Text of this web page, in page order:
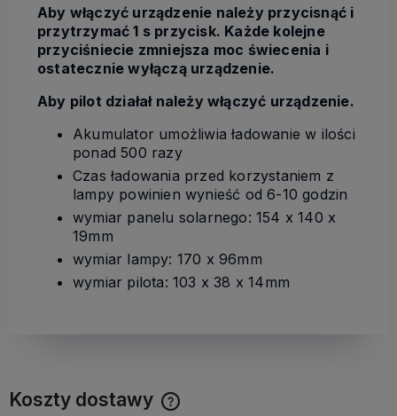
Aby włączyć urządzenie należy przycisnąć i
przytrzymać 1 s przycisk. Każde kolejne
przyciśniecie zmniejsza moc świecenia i
ostatecznie wyłączą urządzenie.
Aby pilot działał należy włączyć urządzenie.
Akumulator umożliwia ładowanie w ilości
ponad 500 razy
Czas ładowania przed korzystaniem z
lampy powinien wynieść od 6-10 godzin
wymiar panelu solarnego: 154 x 140 x
19mm
wymiar lampy: 170 x 96mm
wymiar pilota: 103 x 38 x 14mm
Koszty dostawy